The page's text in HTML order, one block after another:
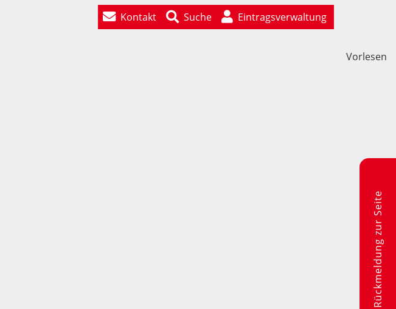
Kontakt Suche Eintragsverwaltung
Rückmeldung zur Seite
Vorlesen